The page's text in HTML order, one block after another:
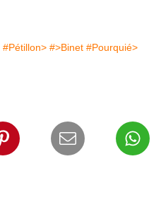
#Pétillon> #>Binet #Pourquié>